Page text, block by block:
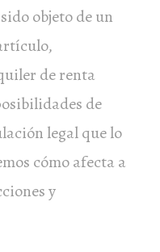
objeto de un
de renta
de
legal que lo
cómo afecta a
y